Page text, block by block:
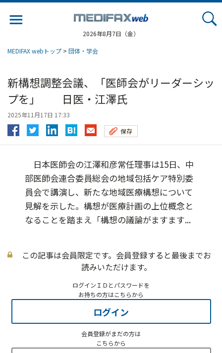
2026年8月7日（金）
MEDIFAX webトップ > 団体・学会
新構想調整会議、「医師会がリーダーシッ
プを」 日医・江澤氏
2025年11月17日 17:33
保存
日本医師会の江澤和彦常任理事は15日、中
部医師会連合委員総会の地域包括ケア特別委
員会で講演し、新たな地域医療構想について
見解を示した。構想が医療計画の上位概念と
なることを踏まえ「構想の議論がますます...
この記事は会員限定です。会員登録すると最後までお
読みいただけます。
ログインＩＤとパスワードを
お持ちの方はこちらから
ログイン
会員登録がまだの方は
こちらから